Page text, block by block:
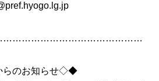
らのお知らせ◇◆